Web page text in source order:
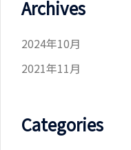
Archives
2024年10月
2021年11月
Categories